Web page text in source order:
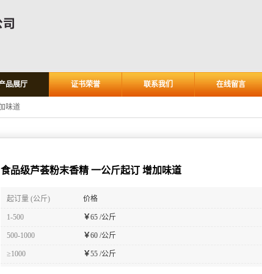
品展厅 证书荣誉 联系我们 在线留言
味道
食品级芦荟粉末香精 一公斤起订 增加味道
起订量 (公斤) 价格
1-500 ￥65 /公斤
500-1000 ￥60 /公斤
≥1000 ￥55 /公斤